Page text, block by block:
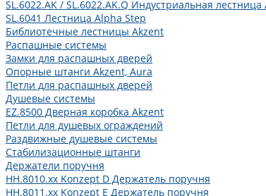
SL.6022.AK / SL.6022.AK.Q Индустриальная
SL.6041 Лестница Alpha Step
Библиотечные лестницы Akzent
Распашные системы
Замки для распашных дверей
Опорные штанги Akzent, Aura
Петли для распашных дверей
Душевые системы
EZ.8500 Дверная коробка Akzent
Петли для душевых ограждений
Раздвижные душевые системы
Стабилизационные штанги
Держатели поручня
HH.8010.xx Konzept D Держатель поручня
HH.8011.xx Konzept E Держатель поручня